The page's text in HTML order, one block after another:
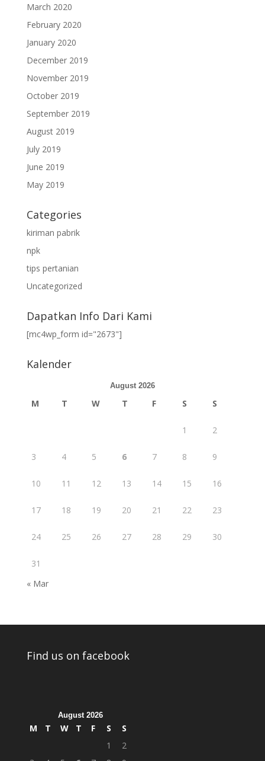
March 2020
February 2020
January 2020
December 2019
November 2019
October 2019
September 2019
August 2019
July 2019
June 2019
May 2019
Categories
kiriman pabrik
npk
tips pertanian
Uncategorized
Dapatkan Info Dari Kami
[mc4wp_form id="2673"]
Kalender
August 2026
M T W T F S S
1 2
3 4 5 6 7 8 9
10 11 12 13 14 15 16
17 18 19 20 21 22 23
24 25 26 27 28 29 30
31
« Mar
Find us on facebook
August 2026
M T W T F S
S
1
2